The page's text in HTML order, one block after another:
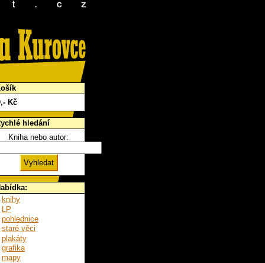
,- Kč
hledání
Kniha nebo autor:
knihy
LP
pohlednice
staré věci
plakáty
grafika
mapy